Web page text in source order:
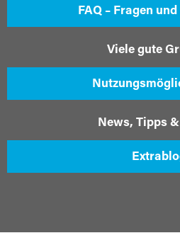
FAQ – Fragen
Viele gute
News, Tipps